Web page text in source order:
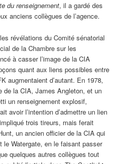
du renseignement, il a gardé des
anciens collègues de l’agence.
révélations du Comité sénatorial
de la Chambre sur les
à casser l’image de la CIA
quant aux liens possibles entre
augmentaient d’autant. En 1978,
de la CIA, James Angleton, et un
un renseignement explosif,
avoir l’intention d’admettre un lien
trois tireurs, mais ferait
un ancien officier de la CIA qui
le Watergate, en le faisant passer
quelques autres collègues tout